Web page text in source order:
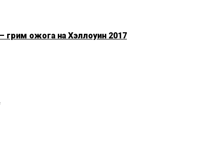
ожога на Хэллоуин 2017